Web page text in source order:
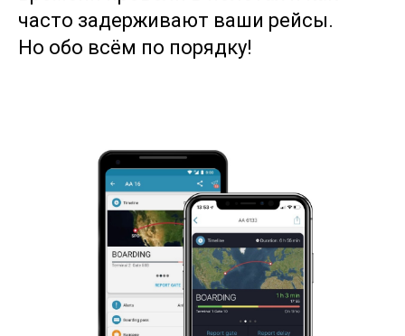
часто задерживают ваши рейсы.
Но обо всём по порядку!